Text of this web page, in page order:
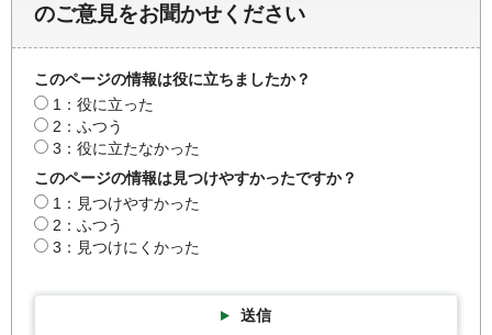
のご意見をお聞かせください
このページの情報は役に立ちましたか？
1：役に立った
2：ふつう
3：役に立たなかった
このページの情報は見つけやすかったですか？
1：見つけやすかった
2：ふつう
3：見つけにくかった
送信